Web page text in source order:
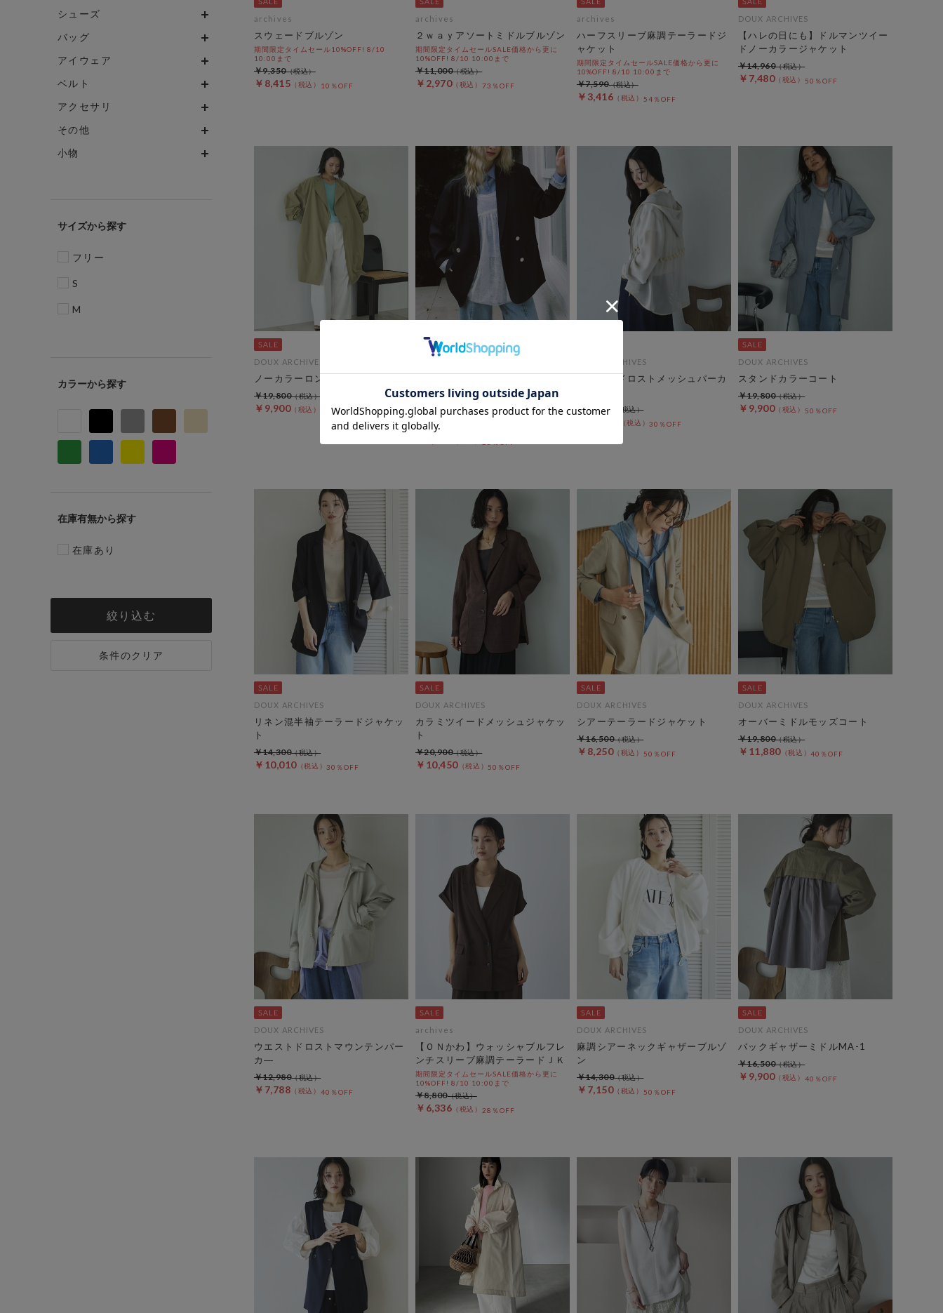
シューズ
バッグ
アイウェア
ベルト
アクセサリ
その他
小物
サイズ
フリー
S
M
カラー
在庫有無
在庫あり
絞り込む
条件のクリア
archives
スウェードブルゾン
期間限定タイムセール10%OFF! 8/10
10:00まで
￥8,415 10％OFF
￥9,350
archives
２ｗａｙアソートミドルブルゾン
期間限定タイムセールSALE価格から更に
10%OFF! 8/10 10:00まで
￥2,970 73％OFF
￥11,000
archives
ハーフスリーブ麻調テーラードジ
ャケット
期間限定タイムセールSALE価格から更に
10%OFF! 8/10 10:00まで
￥3,416 54％OFF
￥7,590
DOUX ARCHIVES
【ハレの日にも】ドルマンツイー
ドノーカラージャケット
￥7,480 50％OFF
￥14,960
DOUX ARCHIVES
ノーカラーロングコート
￥9,900 50％OFF
￥19,800
ドジャケット
期間限定タイムセールSALE価格から更に
10%OFF! 8/10 10:00まで
￥8,800
DOUX ARCHIVES
ウエストドロストメッシュパーカ
30％OFF
￥14,960
DOUX ARCHIVES
スタンドカラーコート
￥9,900 50％OFF
￥19,800
DOUX ARCHIVES
リネン混半袖テーラードジャケッ
ト
￥10,010 30％OFF
￥14,300
DOUX ARCHIVES
カラミツイードメッシュジャケッ
ト
￥10,450 50％OFF
￥20,900
DOUX ARCHIVES
シアーテーラードジャケット
￥8,250 50％OFF
￥16,500
DOUX ARCHIVES
オーバーミドルモッズコート
￥11,880 40％OFF
￥19,800
DOUX ARCHIVES
ウエストドロストマウンテンパー
カ―
￥7,788 40％OFF
￥12,980
archives
【ＯＮかわ】ウォッシャブルフレ
ンチスリーブ麻調テーラードＪＫ
期間限定タイムセールSALE価格から更に
10%OFF! 8/10 10:00まで
￥6,336 28％OFF
￥8,800
DOUX ARCHIVES
麻調シアーネックギャザーブルゾ
ン
￥7,150 50％OFF
￥14,300
DOUX ARCHIVES
バックギャザーミドルMA-1
￥9,900 40％OFF
￥16,500